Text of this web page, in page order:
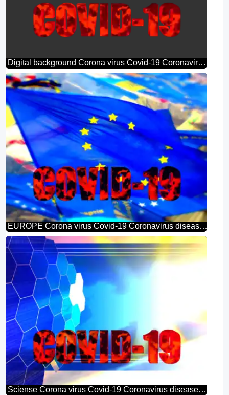
Digital background Corona virus Covid-19 Coronavirus disease 2019 2020
EUROPE Corona virus Covid-19 Coronavirus disease 2019 2020
Sciense Corona virus Covid-19 Coronavirus disease 2019 2020